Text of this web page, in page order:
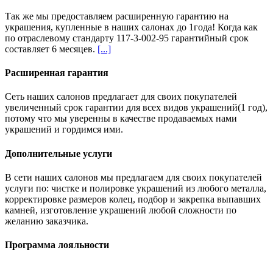
Так же мы предоставляем расширенную гарантию на
украшения, купленные в наших салонах до 1года! Когда как
по отраслевому стандарту 117-3-002-95 гарантийный срок
составляет 6 месяцев. [...]
Расширенная гарантия
Сеть наших салонов предлагает для своих покупателей
увеличенный срок гарантии для всех видов украшений(1 год),
потому что мы уверенны в качестве продаваемых нами
украшений и гордимся ими.
Дополнительные услуги
В сети наших салонов мы предлагаем для своих покупателей
услуги по: чистке и полировке украшений из любого металла,
корректировке размеров колец, подбор и закрепка выпавших
камней, изготовление украшений любой сложности по
желанию заказчика.
Программа лояльности